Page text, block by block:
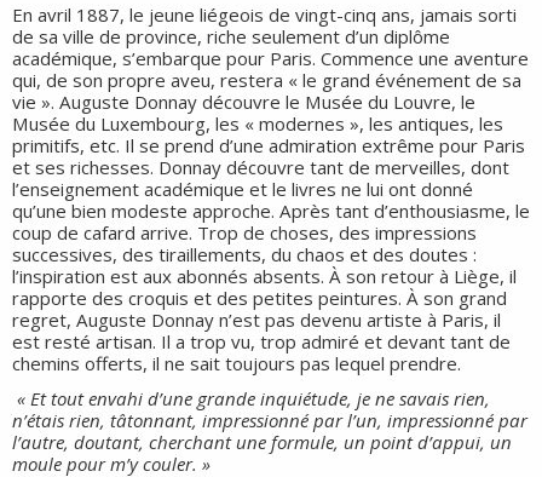
En avril 1887, le jeune liégeois de vingt-cinq ans, jamais sorti
de sa ville de province, riche seulement d’un diplôme
académique, s’embarque pour Paris. Commence une aventure
qui, de son propre aveu, restera « le grand événement de sa
vie ». Auguste Donnay découvre le Musée du Louvre, le
Musée du Luxembourg, les « modernes », les antiques, les
primitifs, etc. Il se prend d’une admiration extrême pour Paris
et ses richesses. Donnay découvre tant de merveilles, dont
l’enseignement académique et le livres ne lui ont donné
qu’une bien modeste approche. Après tant d’enthousiasme, le
coup de cafard arrive. Trop de choses, des impressions
successives, des tiraillements, du chaos et des doutes :
l’inspiration est aux abonnés absents. À son retour à Liège, il
rapporte des croquis et des petites peintures. À son grand
regret, Auguste Donnay n’est pas devenu artiste à Paris, il
est resté artisan. Il a trop vu, trop admiré et devant tant de
chemins offerts, il ne sait toujours pas lequel prendre.
« Et tout envahi d’une grande inquiétude, je ne savais rien,
n’étais rien, tâtonnant, impressionné par l’un, impressionné par
l’autre, doutant, cherchant une formule, un point d’appui, un
moule pour m’y couler. »